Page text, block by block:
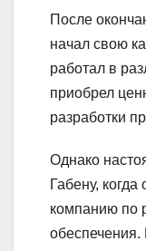
После
начал свою
работал в
приобрел
разработки
Однако
Габену,
компанию по
обеспечения.